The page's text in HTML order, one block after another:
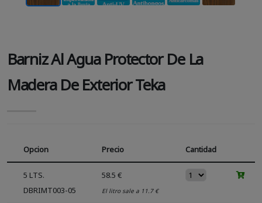
Barniz Al Agua Protector De La
Madera De Exterior Teka
Opcion Precio Cantidad
5 LTS.
DBRIMT003-05
58.5 €
El litro sale a 11.7 €